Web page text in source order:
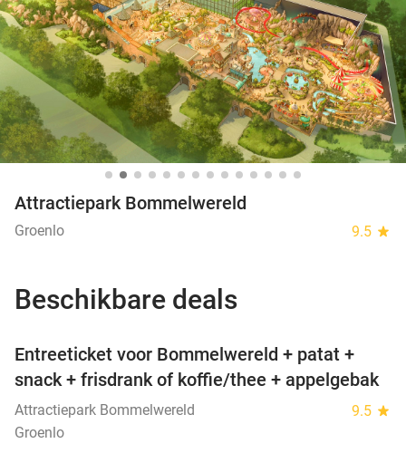
Attractiepark Bommelwereld
Groenlo 9.5 star
Beschikbare deals
Entreeticket voor Bommelwereld + patat +
snack + frisdrank of koffie/thee + appelgebak
Attractiepark Bommelwereld 9.5 star
Groenlo